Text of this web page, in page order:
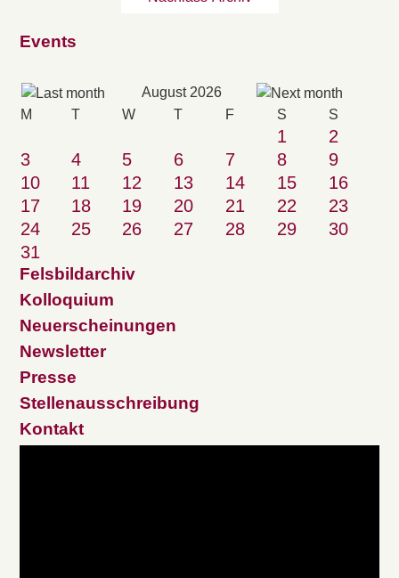
Events
August 2026
M T W T F S S
1
2
3
4 5 6 7 8
9
10
11 12 13 14 15
16
17
18 19 20 21 22
23
24
25 26 27 28 29
30
31
Felsbildarchiv
Kolloquium
Neuerscheinungen
Newsletter
Presse
Stellenausschreibung
Kontakt